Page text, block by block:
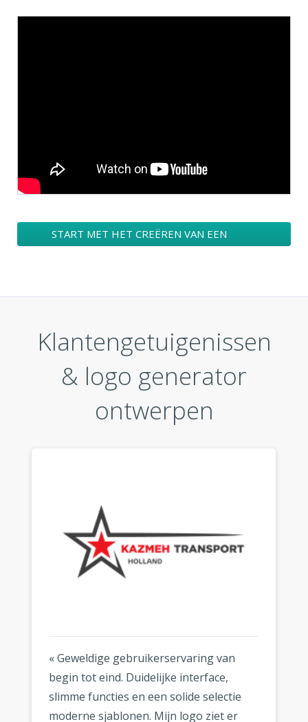
START MET HET CREËREN VAN EEN
Klantengetuigenissen
& logo generator
ontwerpen
« Geweldige gebruikerservaring van
begin tot eind. Duidelijke interface,
slimme functies en een solide selectie
moderne sjablonen. Mijn logo ziet er